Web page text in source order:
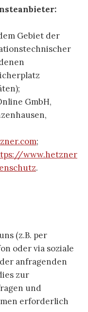
Gebiet der
GmbH,
;
www.hetzner
.
(z.B. per
oder via soziale
anfragenden
zur
und
erforderlich